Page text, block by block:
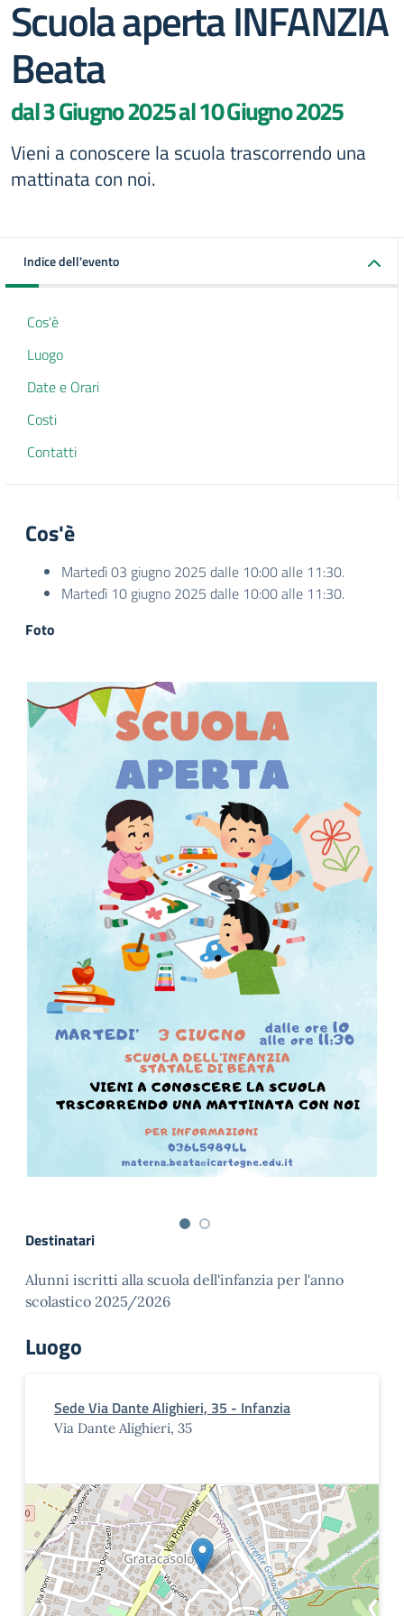
Scuola aperta INFANZIA
Beata
dal 3 Giugno 2025 al 10 Giugno 2025
Vieni a conoscere la scuola trascorrendo una
mattinata con noi.
Indice dell'evento
Cos'è
Luogo
Date e Orari
Costi
Contatti
Cos'è
Martedì 03 giugno 2025 dalle 10:00 alle 11:30.
Martedì 10 giugno 2025 dalle 10:00 alle 11:30.
Foto
Destinatari
Alunni iscritti alla scuola dell'infanzia per l'anno
scolastico 2025/2026
Luogo
Sede Via Dante Alighieri, 35 - Infanzia
Via Dante Alighieri, 35